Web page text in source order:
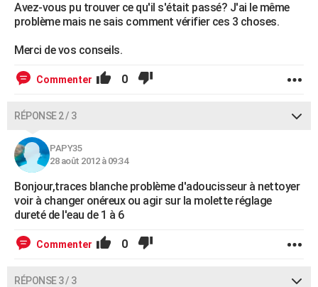
Bricolage
Lifestyle
Culture
Television
Voyage
Cinema
Avez-vous pu trouver ce qu'il s'était passé? J'ai le même
problème mais ne sais comment vérifier ces 3 choses.
Merci de vos conseils.
Commenter 0
RÉPONSE 2 / 3
PAPY35
28 août 2012 à 09:34
Bonjour,traces blanche problème d'adoucisseur à nettoyer
voir à changer onéreux ou agir sur la molette réglage
dureté de l'eau de 1 à 6
Commenter 0
RÉPONSE 3 / 3